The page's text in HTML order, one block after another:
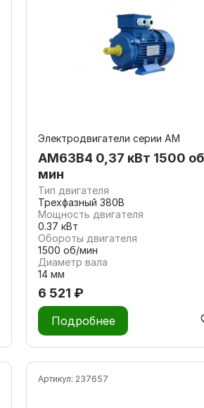
Электродвигатели серии АМ
АМ63В4 0,37 кВт 1500
мин
Тип двигателя
Трехфазный 380В
Мощность двигателя
0.37 кВт
Обороты двигателя
1500 об/мин
Диаметр вала
14 мм
6 521 ₽
Подробнее
Артикул: 237657